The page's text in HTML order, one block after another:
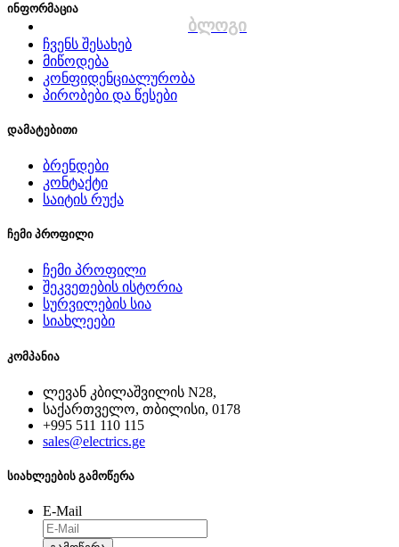
ბლოგი
ინფორმაცია
ჩვენს შესახებ
მიწოდება
კონფიდენციალურობა
პირობები და წესები
დამატებითი
ბრენდები
კონტაქტი
საიტის რუქა
ჩემი პროფილი
ჩემი პროფილი
შეკვეთების ისტორია
სურვილების სია
სიახლეები
კომპანია
ლევან კბილაშვილის N28,
საქართველო, თბილისი, 0178
+995 511 110 115
sales@electrics.ge
სიახლეების გამოწერა
E-Mail